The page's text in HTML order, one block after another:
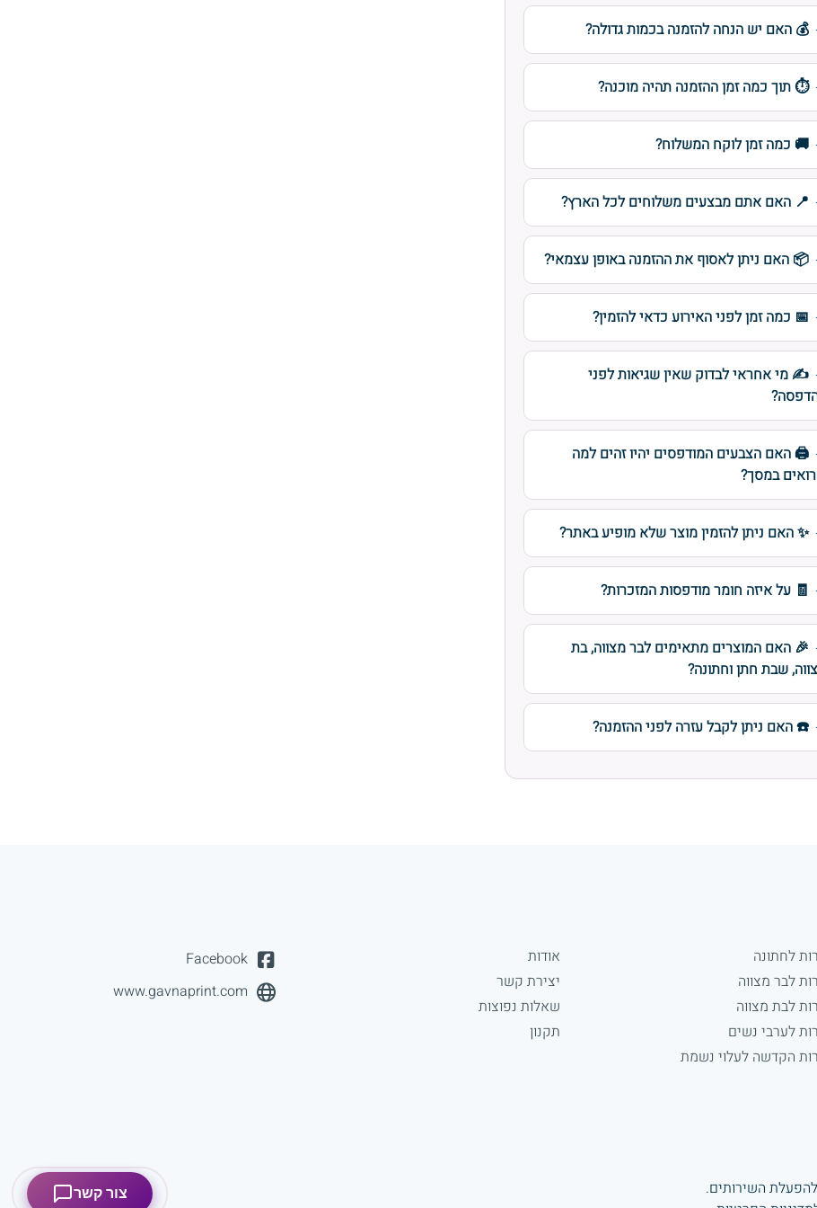
אישור
💰 האם יש הנחה להזמנה בכמות גדולה?
⏱️ תוך כמה זמן ההזמנה תהיה מוכנה?
🚚 כמה זמן לוקח המשלוח?
📍 האם אתם מבצעים משלוחים לכל הארץ?
📦 האם ניתן לאסוף את ההזמנה באופן עצמאי?
📅 כמה זמן לפני האירוע כדאי להזמין?
✍️ מי אחראי לבדוק שאין שגיאות לפני
🖨️ האם הצבעים המודפסים יהיו זהים למה
במסך?
✨ האם ניתן להזמין מוצר שלא מופיע באתר?
🧾 על איזה חומר מודפסות המזכרות?
🎉 האם המוצרים מתאימים לבר מצווה, בת
שבת חתן וחתונה?
☎️ האם ניתן לקבל עזרה לפני ההזמנה?
לחתונה
לבר מצווה
לבת מצווה
לערבי נשים
הקדשה לעלוי נשמת
אודות
יצירת קשר
שאלות נפוצות
תקנון
Facebook
www.gavnaprint.com
צור קשר